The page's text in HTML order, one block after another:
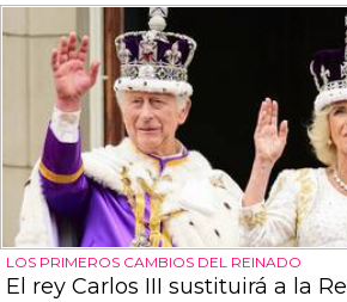
LOS PRIMEROS CAMBIOS DEL REINADO
El rey Carlos III sustituirá a la